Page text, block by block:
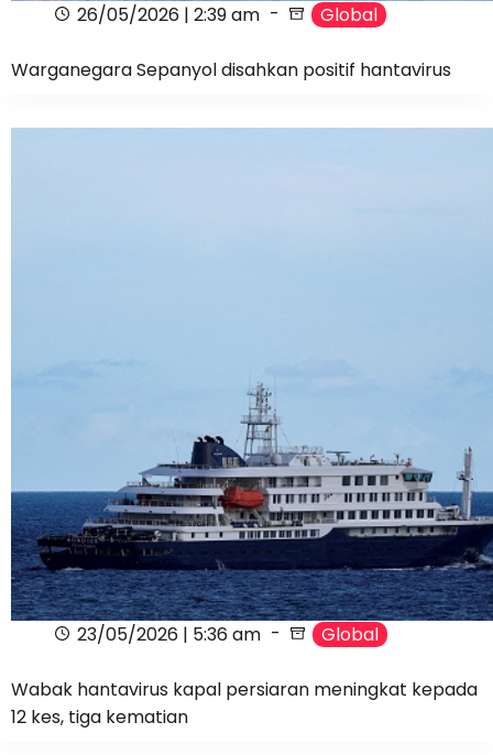
26/05/2026 | 2:39 am Global
Warganegara Sepanyol disahkan positif hantavirus
23/05/2026 | 5:36 am Global
Wabak hantavirus kapal persiaran meningkat kepada
12 kes, tiga kematian